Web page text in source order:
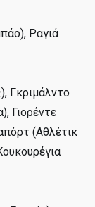
Ραγιά
Γκριμάλντο
Γιορέντε
(Αθλέτικ